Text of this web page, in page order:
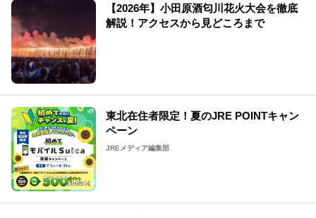
【2026年】小田原酒匂川花火大会を徹底
解説！アクセスから見どころまで
東北在住者限定！夏のJRE POINTキャン
ペーン
JREメディア編集部